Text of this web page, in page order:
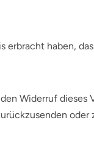
haben,
Widerruf dieses
oder